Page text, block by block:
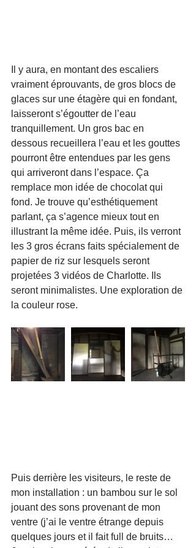
Il y aura, en montant des escaliers
vraiment éprouvants, de gros blocs de
glaces sur une étagère qui en fondant,
laisseront s’égoutter de l’eau
tranquillement. Un gros bac en
dessous recueillera l’eau et les gouttes
pourront être entendues par les gens
qui arriveront dans l’espace. Ça
remplace mon idée de chocolat qui
fond. Je trouve qu’esthétiquement
parlant, ça s’agence mieux tout en
illustrant la même idée. Puis, ils verront
les 3 gros écrans faits spécialement de
papier de riz sur lesquels seront
projetées 3 vidéos de Charlotte. Ils
seront minimalistes. Une exploration de
la couleur rose.
Puis derrière les visiteurs, le reste de
mon installation : un bambou sur le sol
jouant des sons provenant de mon
ventre (j’ai le ventre étrange depuis
quelques jours et il fait full de bruits…